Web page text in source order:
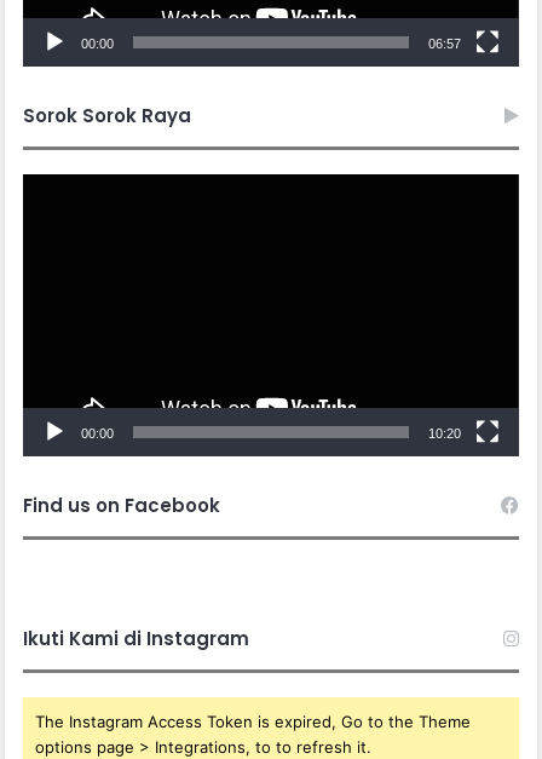
00:00 06:57
Sorok Sorok Raya
00:00 10:20
Find us on Facebook
Ikuti Kami di Instagram
The Instagram Access Token is expired, Go to the Theme
options page > Integrations, to to refresh it.